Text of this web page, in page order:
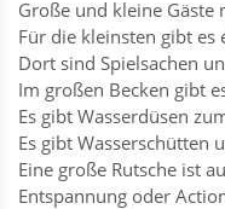
Große und kleine Gäste
Für die kleinsten gibt es
Dort sind Spielsachen
Im großen Becken gibt
Es gibt Wasserdüsen
Es gibt Wasserschütten
Eine große Rutsche ist
Entspannung oder